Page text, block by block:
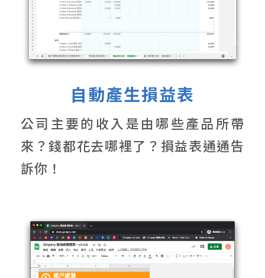
自動產生損益表
公司主要的收入是由哪些產品所帶
來？錢都花去哪裡了？損益表通通告
訴你！